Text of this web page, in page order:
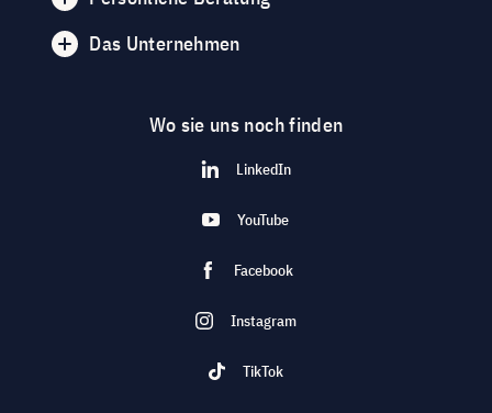
Das Unternehmen
Wo sie uns noch finden
LinkedIn
YouTube
Facebook
Instagram
TikTok